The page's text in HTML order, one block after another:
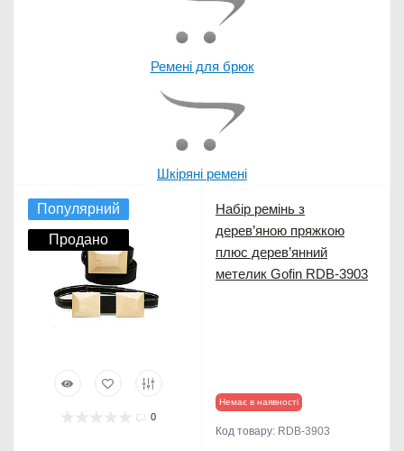
Ремені для брюк
Шкіряні ремені
Популярний
Продано
0
Набір ремінь з
дерев’яною пряжкою
плюс дерев’янний
метелик Gofin RDB-3903
Немає в наявності
Код товару: RDB-3903